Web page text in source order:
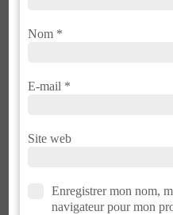
Nom *
E-mail *
Site web
Enregistrer mon nom,
navigateur pour mon